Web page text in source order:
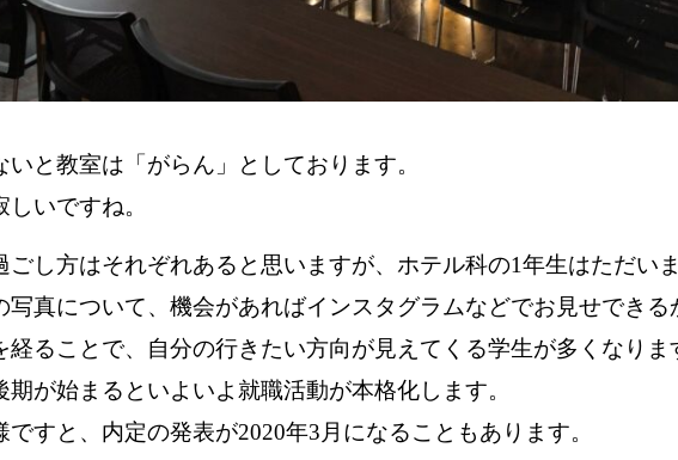
いと教室は「がらん」としております。
いですね。
ごし方はそれぞれあると思いますが、ホテル科の1年生はただい
写真について、機会があればインスタグラムなどでお見せできる
経ることで、自分の行きたい方向が見えてくる学生が多くなりま
期が始まるといよいよ就職活動が本格化します。
ですと、内定の発表が2020年3月になることもあります。